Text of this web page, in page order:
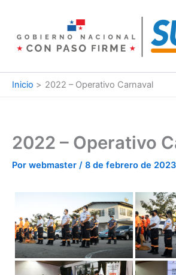
contenido
Inicio 2022 – Operativo Carnaval
2022 – Operativo
Por webmaster / 8 de febrero de 2023